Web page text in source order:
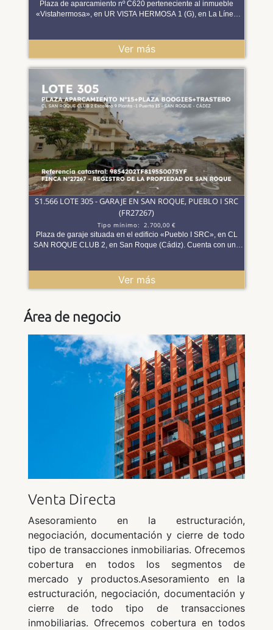
circunvalación y transporte público. Servicios cercanos:
gran utilidad para residentes del conjunto, profesionales de la
zona o inversores que buscan bienes urbanos con demanda
meramente informativos, se indica que la cuota ordinaria de
comunidad de propietarios aproximada asciende a 11–12 € para
las plazas de aparcamiento y 5–6 € para los trasteros, si bien
puede variar en función de los metros cuadrados de cada
inmueble. Asimismo, se desconoce el importe total pendiente
que pudiera existir a fecha de hoy.
Plaza de aparcamiento nº C620 perteneciente al inmueble
«Vistahermosa», en UR VISTA HERMOSA 1 (G), en La Línea
consolidada. Datos del Lote 274 FINCA NÚMERO 44085-22
672 Folio 199) REF. CATASTRAL 9303101TF8190S0577IG
Dirección: UR VISTA HERMOSA 1 (G) Es:1 Pl:00 Pt:620 UR
VISTA HERMOSA LA LINEA DE LA CONCEPCION 11315-CÁDIZ
Pleno dominio, 100%: la nota simple registral confirma que
PROMAGA, S.A. es titular del pleno dominio del 100% de esta
finca (Naturaleza del Derecho: Propiedad; Participación: cien por
cien del pleno dominio). **EN EL APARTADO DOCUMENTOS
PODRÁ ENCONTRAR NOTA SIMPLE, CERTIFICADO
CATASTRAL, INFORME DE MAPAS** Es necesario disponer de
ususario registrado en la plataforma y haber realizado el
depósito para poder participar en la subasta
Ver más
S1.566 LOTE 305 - GARAJE EN SAN ROQUE, PUEBLO I SRC
(FR27267)
Tipo mínimo: 2.700,00 €
Plaza de garaje situada en el edificio «Pueblo I SRC», en CL
SAN ROQUE CLUB 2, en San Roque (Cádiz). Cuenta con una
uso propio o como inversión de bajo mantenimiento. Datos del
ROQUE CLUB 2 Es:9 Pl:-1 Pt:15 SAN ROQUE 11310-CÁDIZ
PROMAGA, S.A. es titular del pleno dominio del 100% de esta
finca (Naturaleza del Derecho: Propiedad; Participación: cien por
cien del pleno dominio). **EN EL APARTADO DOCUMENTOS
PODRÁ ENCONTRAR NOTA SIMPLE, CERTIFICADO
CATASTRAL, INFORME DE MAPAS** Es necesario disponer de
ususario registrado en la plataforma y haber realizado el
depósito para poder participar en la subasta
Ver más
Área de negocio
Venta Directa
Asesoramiento en la estructuración,
negociación, documentación y cierre de todo
tipo de transacciones inmobiliarias. Ofrecemos
cobertura en todos los segmentos de
mercado y productos.Asesoramiento en la
estructuración, negociación, documentación y
cierre de todo tipo de transacciones
inmobiliarias. Ofrecemos cobertura en todos